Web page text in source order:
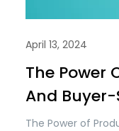
April 13, 2024
The Power
And
The Power of